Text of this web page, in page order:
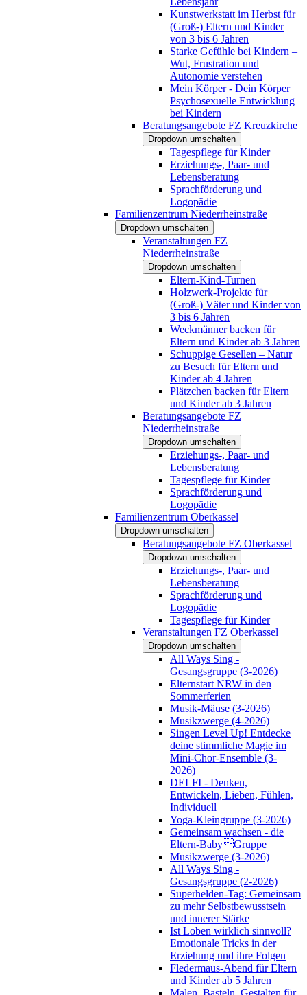
Kunstwerkstatt im Herbst für
(Groß-) Eltern und Kinder
von 3 bis 6 Jahren
Starke Gefühle bei Kindern –
Wut, Frustration und
Autonomie verstehen
Mein Körper - Dein Körper
Psychosexuelle Entwicklung
bei Kindern
Beratungsangebote FZ Kreuzkirche
Dropdown umschalten
Tagespflege für Kinder
Erziehungs-, Paar- und
Lebensberatung
Sprachförderung und
Logopädie
Familienzentrum Niederrheinstraße
Dropdown umschalten
Veranstaltungen FZ
Niederrheinstraße
Dropdown umschalten
Eltern-Kind-Turnen
Holzwerk-Projekte für
(Groß-) Väter und Kinder von
3 bis 6 Jahren
Weckmänner backen für
Eltern und Kinder ab 3 Jahren
Schuppige Gesellen – Natur
zu Besuch für Eltern und
Kinder ab 4 Jahren
Plätzchen backen für Eltern
und Kinder ab 3 Jahren
Beratungsangebote FZ
Niederrheinstraße
Dropdown umschalten
Erziehungs-, Paar- und
Lebensberatung
Tagespflege für Kinder
Sprachförderung und
Logopädie
Familienzentrum Oberkassel
Dropdown umschalten
Beratungsangebote FZ Oberkassel
Dropdown umschalten
Erziehungs-, Paar- und
Lebensberatung
Sprachförderung und
Logopädie
Tagespflege für Kinder
Veranstaltungen FZ Oberkassel
Dropdown umschalten
All Ways Sing -
Gesangsgruppe (3-2026)
Elternstart NRW in den
Sommerferien
Musik-Mäuse (3-2026)
Musikzwerge (4-2026)
Singen Level Up! Entdecke
deine stimmliche Magie im
Mini-Chor-Ensemble (3-
2026)
DELFI - Denken,
Entwickeln, Lieben, Fühlen,
Individuell
Yoga-Kleingruppe (3-2026)
Gemeinsam wachsen - die
Eltern-BabyGruppe
Musikzwerge (3-2026)
All Ways Sing -
Gesangsgruppe (2-2026)
Superhelden-Tag: Gemeinsam
zu mehr Selbstbewusstsein
und innerer Stärke
Ist Loben wirklich sinnvoll?
Emotionale Tricks in der
Erziehung und ihre Folgen
Fledermaus-Abend für Eltern
und Kinder ab 5 Jahren
Malen, Basteln, Gestalten für